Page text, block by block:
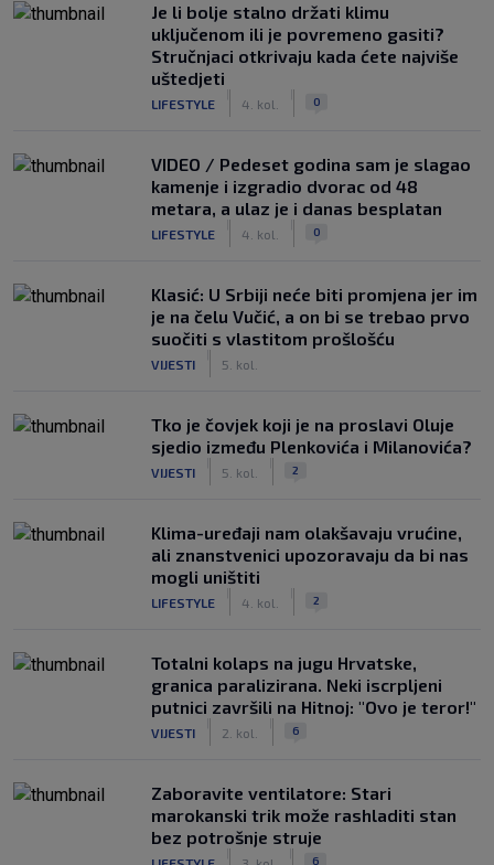
Je li bolje stalno držati klimu
uključenom ili je povremeno gasiti?
Stručnjaci otkrivaju kada ćete najviše
uštedjeti
LIFESTYLE 4. kol. 0
VIDEO / Pedeset godina sam je slagao
kamenje i izgradio dvorac od 48
metara, a ulaz je i danas besplatan
LIFESTYLE 4. kol. 0
Klasić: U Srbiji neće biti promjena jer im
je na čelu Vučić, a on bi se trebao prvo
suočiti s vlastitom prošlošću
VIJESTI 5. kol.
Tko je čovjek koji je na proslavi Oluje
sjedio između Plenkovića i Milanovića?
VIJESTI 5. kol. 2
Klima-uređaji nam olakšavaju vrućine,
ali znanstvenici upozoravaju da bi nas
mogli uništiti
LIFESTYLE 4. kol. 2
Totalni kolaps na jugu Hrvatske,
granica paralizirana. Neki iscrpljeni
putnici završili na Hitnoj: "Ovo je teror!"
VIJESTI 2. kol. 6
Zaboravite ventilatore: Stari
marokanski trik može rashladiti stan
bez potrošnje struje
6